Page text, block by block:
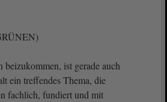
beizukommen, ist gerade auch
ein treffendes Thema, die
fachlich, fundiert und mit